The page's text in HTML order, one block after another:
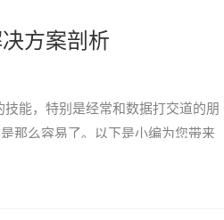
方案剖析
能，特别是经常和数据打交道的朋
那么容易了。以下是小编为您带来